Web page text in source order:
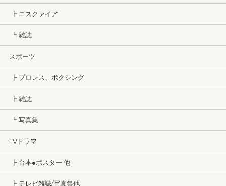
┣ エスクァイア
┗ 雑誌
スポーツ
┣ プロレス、ボクシング
┣ 雑誌
┗ 写真集
TVドラマ
┣ 台本●ポスター 他
┣ テレビ雑誌/写真集他